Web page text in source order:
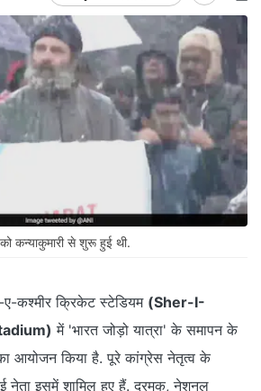
कन्याकुमारी से शुरू हुई थी.
कश्मीर क्रिकेट स्टेडियम (Sher-I-
में 'भारत जोड़ो यात्रा' के समापन के
आयोजन किया है. पूरे कांग्रेस नेतृत्व के
नेता इसमें शामिल हुए हैं. द्रमुक, नेशनल